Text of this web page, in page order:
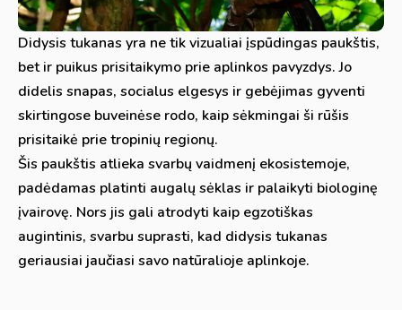
Didysis tukanas yra ne tik vizualiai įspūdingas paukštis,
bet ir puikus prisitaikymo prie aplinkos pavyzdys. Jo
didelis snapas, socialus elgesys ir gebėjimas gyventi
skirtingose buveinėse rodo, kaip sėkmingai ši rūšis
prisitaikė prie tropinių regionų.
Šis paukštis atlieka svarbų vaidmenį ekosistemoje,
padėdamas platinti augalų sėklas ir palaikyti biologinę
įvairovę. Nors jis gali atrodyti kaip egzotiškas
augintinis, svarbu suprasti, kad didysis tukanas
geriausiai jaučiasi savo natūralioje aplinkoje.